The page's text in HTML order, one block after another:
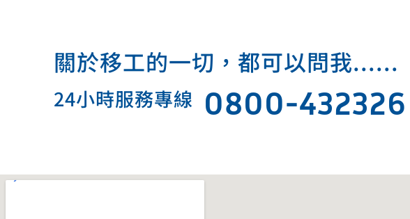
關於移工的一切，都可以問我......
24小時服務專線 0800-432326